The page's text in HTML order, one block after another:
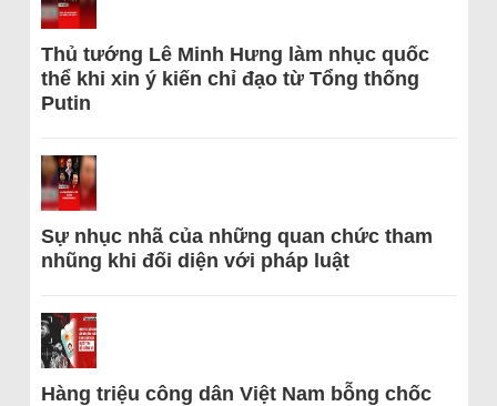
Thủ tướng Lê Minh Hưng làm nhục quốc
thể khi xin ý kiến chỉ đạo từ Tổng thống
Putin
Sự nhục nhã của những quan chức tham
nhũng khi đối diện với pháp luật
Hàng triệu công dân Việt Nam bỗng chốc